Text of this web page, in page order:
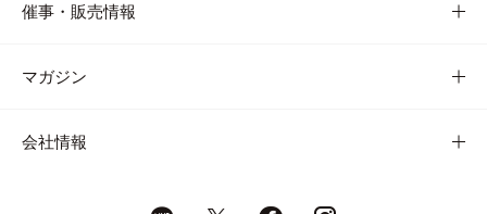
催事・販売情報
マガジン
会社情報